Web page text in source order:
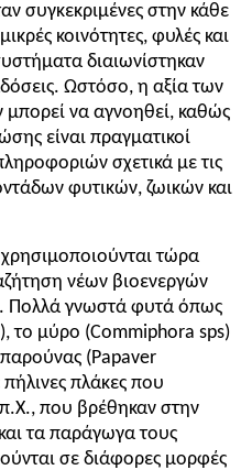
συγκεκριμένες στην κάθε
κοινότητες, φυλές και
διαιωνίστηκαν
Ωστόσο, η αξία των
να αγνοηθεί, καθώς
είναι πραγματικοί
σχετικά με τις
φυτικών, ζωικών και
τώρα
νέων βιοενεργών
Πολλά γνωστά φυτά όπως
το μύρο (Commiphora sps)
(Papaver
πλάκες που
που βρέθηκαν στην
τα παράγωγα τους
σε διάφορες μορφές